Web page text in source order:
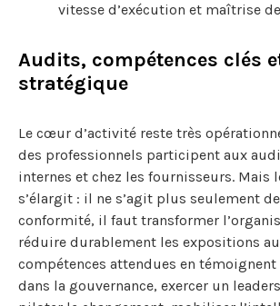
vitesse d’exécution et maîtrise
Audits, compétences clés
stratégique
Le cœur d’activité reste très
des professionnels participent aux
internes et chez les fournisseurs. Mais
s’élargit : il ne s’agit plus seulement
conformité, il faut transformer
réduire durablement les expositions
compétences attendues en témoignent
dans la gouvernance, exercer un